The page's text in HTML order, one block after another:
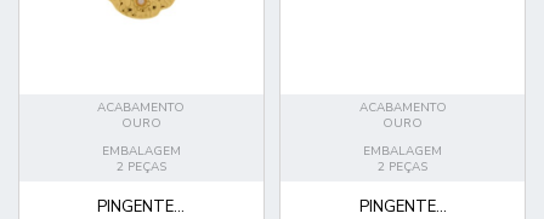
ACABAMENTO
OURO
EMBALAGEM
2 PEÇAS
PINGENTE...
ACABAMENTO
OURO
EMBALAGEM
2 PEÇAS
PINGENTE...